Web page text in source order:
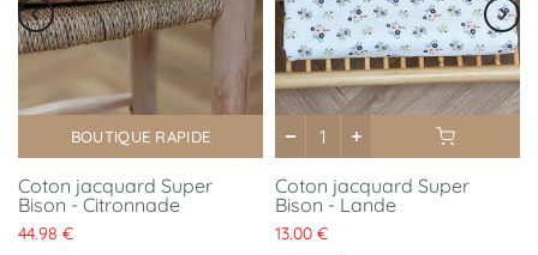
BOUTIQUE RAPIDE
Coton jacquard Super
Bison - Citronnade
44.98 €
Coton jacquard Super
Bison - Lande
13.00 €